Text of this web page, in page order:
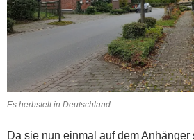
Es herbstelt in Deutschland
Da sie nun einmal auf dem